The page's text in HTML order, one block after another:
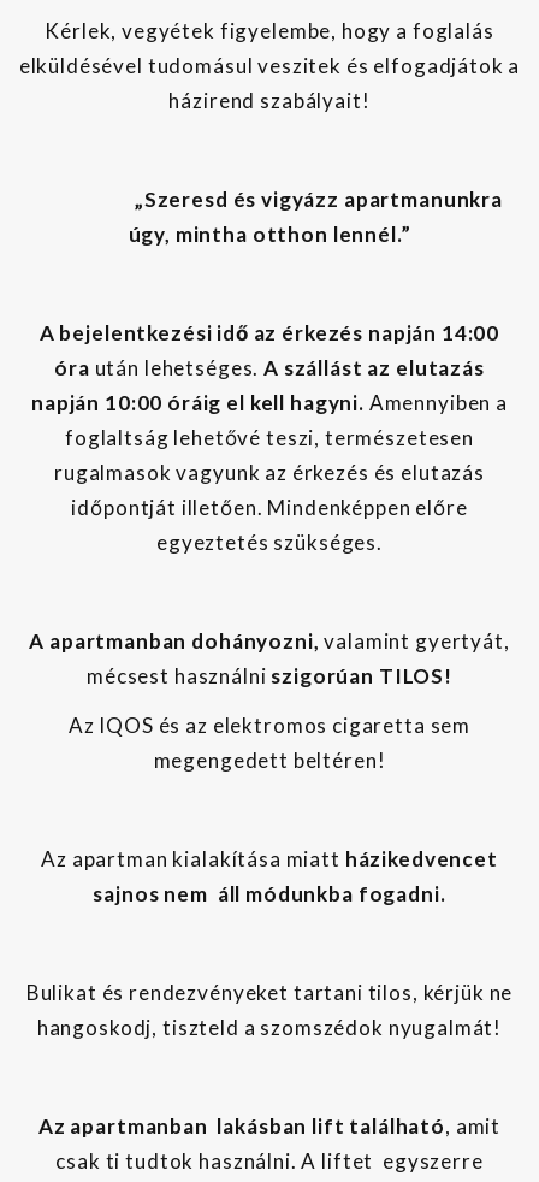
Kérlek, vegyétek figyelembe, hogy a foglalás
elküldésével tudomásul veszitek és elfogadjátok a
házirend szabályait!
„Szeresd és vigyázz apartmanunkra
úgy, mintha otthon lennél.”
A bejelentkezési idő az érkezés napján 14:00
óra után lehetséges.A szállást az elutazás
napján 10:00 óráig el kell hagyni. Amennyiben a
foglaltság lehetővé teszi, természetesen
rugalmasok vagyunk az érkezés és elutazás
időpontját illetően. Mindenképpen előre
egyeztetés szükséges.
A apartmanban dohányozni, valamint gyertyát,
mécsest használni szigorúan TILOS!
Az IQOS és az elektromos cigaretta sem
megengedett beltéren!
Az apartman kialakítása miatt házikedvencet
sajnos nem áll módunkba fogadni.
Bulikat és rendezvényeket tartani tilos, kérjük ne
hangoskodj, tiszteld a szomszédok nyugalmát!
Az apartmanban lakásban lift található, amit
csak ti tudtok használni. A liftet egyszerre